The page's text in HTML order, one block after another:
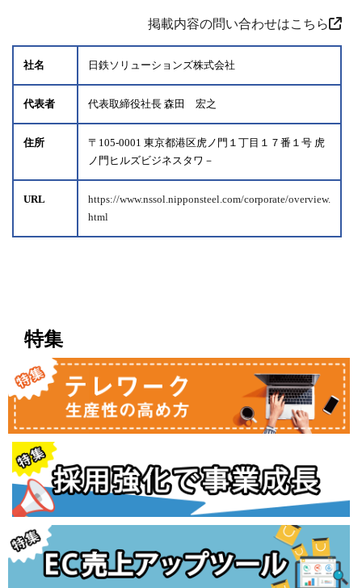
掲載内容の問い合わせはこちら
社名 日鉄ソリューションズ株式会社
代表者 代表取締役社長 森田 宏之
住所
〒105-0001 東京都港区虎ノ門１丁目１７番１号 虎
ノ門ヒルズビジネスタワ－
URL
https://www.nssol.nipponsteel.com/corporate/overview.
html
特集